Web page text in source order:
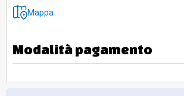
Mappa
Modalità pagamento